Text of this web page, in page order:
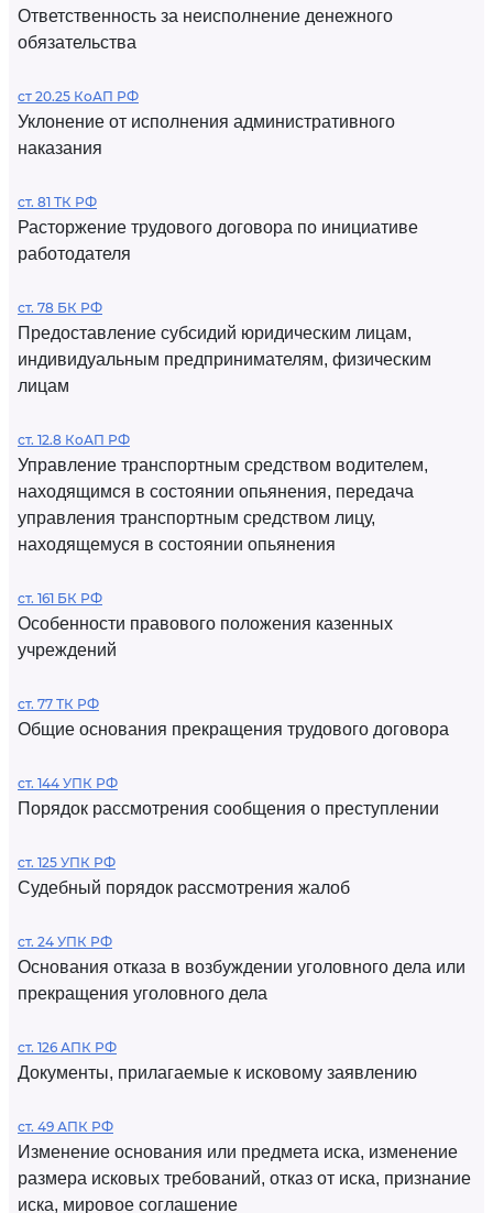
Ответственность за неисполнение денежного
обязательства
ст 20.25 КоАП РФ
Уклонение от исполнения административного
наказания
ст. 81 ТК РФ
Расторжение трудового договора по инициативе
работодателя
ст. 78 БК РФ
Предоставление субсидий юридическим лицам,
индивидуальным предпринимателям, физическим
лицам
ст. 12.8 КоАП РФ
Управление транспортным средством водителем,
находящимся в состоянии опьянения, передача
управления транспортным средством лицу,
находящемуся в состоянии опьянения
ст. 161 БК РФ
Особенности правового положения казенных
учреждений
ст. 77 ТК РФ
Общие основания прекращения трудового договора
ст. 144 УПК РФ
Порядок рассмотрения сообщения о преступлении
ст. 125 УПК РФ
Судебный порядок рассмотрения жалоб
ст. 24 УПК РФ
Основания отказа в возбуждении уголовного дела или
прекращения уголовного дела
ст. 126 АПК РФ
Документы, прилагаемые к исковому заявлению
ст. 49 АПК РФ
Изменение основания или предмета иска, изменение
размера исковых требований, отказ от иска, признание
иска, мировое соглашение